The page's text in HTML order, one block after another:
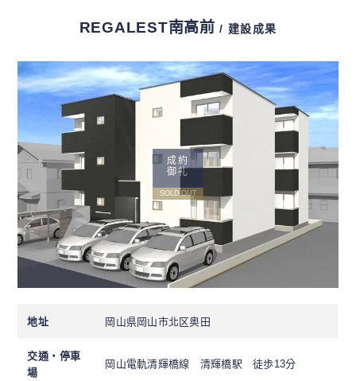
REGALEST南高前 / 建設成果
成約
御礼
SOLD OUT
地址 岡山県岡山市北区奥田
交通・停車
場
岡山電軌清輝橋線 清輝橋駅 徒歩13分